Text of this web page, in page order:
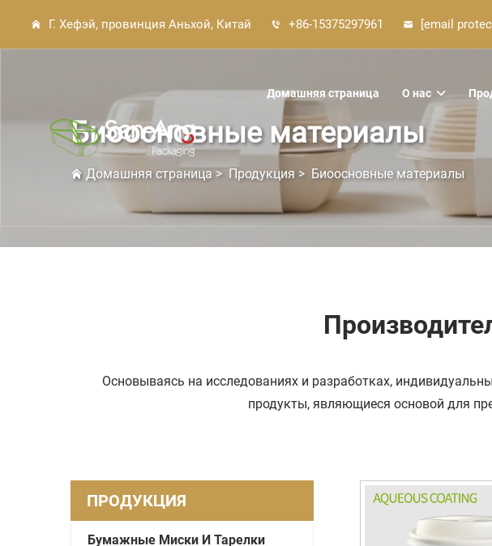
Г. Хефэй, провинция Аньхой, Китай +86-15375297961 [email
Домашняя страница О нас
Биоосновные материалы
Домашняя страница > Продукция > Биоосновные материалы
Основываясь на исследованиях и разработках,
продукты, являющиеся основой для
ПРОДУКЦИЯ
Бумажные Миски И Тарелки